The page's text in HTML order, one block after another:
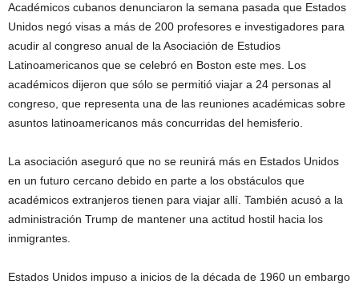
Académicos cubanos denunciaron la semana pasada que Estados
Unidos negó visas a más de 200 profesores e investigadores para
acudir al congreso anual de la Asociación de Estudios
Latinoamericanos que se celebró en Boston este mes. Los
académicos dijeron que sólo se permitió viajar a 24 personas al
congreso, que representa una de las reuniones académicas sobre
asuntos latinoamericanos más concurridas del hemisferio.
La asociación aseguró que no se reunirá más en Estados Unidos
en un futuro cercano debido en parte a los obstáculos que
académicos extranjeros tienen para viajar allí. También acusó a la
administración Trump de mantener una actitud hostil hacia los
inmigrantes.
Estados Unidos impuso a inicios de la década de 1960 un embargo